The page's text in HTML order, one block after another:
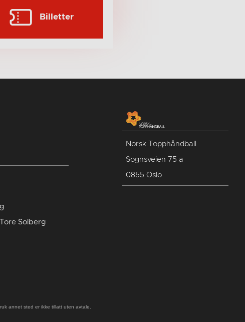
Billetter
Solberg
Norsk Topphåndball
Sognsveien 75 a
0855 Oslo
annet sted er ikke tillatt uten avtale.